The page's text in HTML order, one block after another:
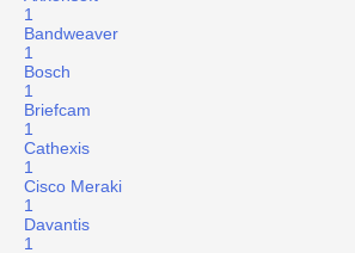
1
Bandweaver
1
Bosch
1
Briefcam
1
Cathexis
1
Cisco Meraki
1
Davantis
1